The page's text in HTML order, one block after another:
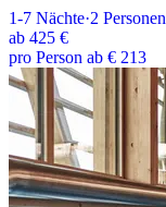
1-7 Nächte·2 Personen
ab 425 €
pro Person ab € 213